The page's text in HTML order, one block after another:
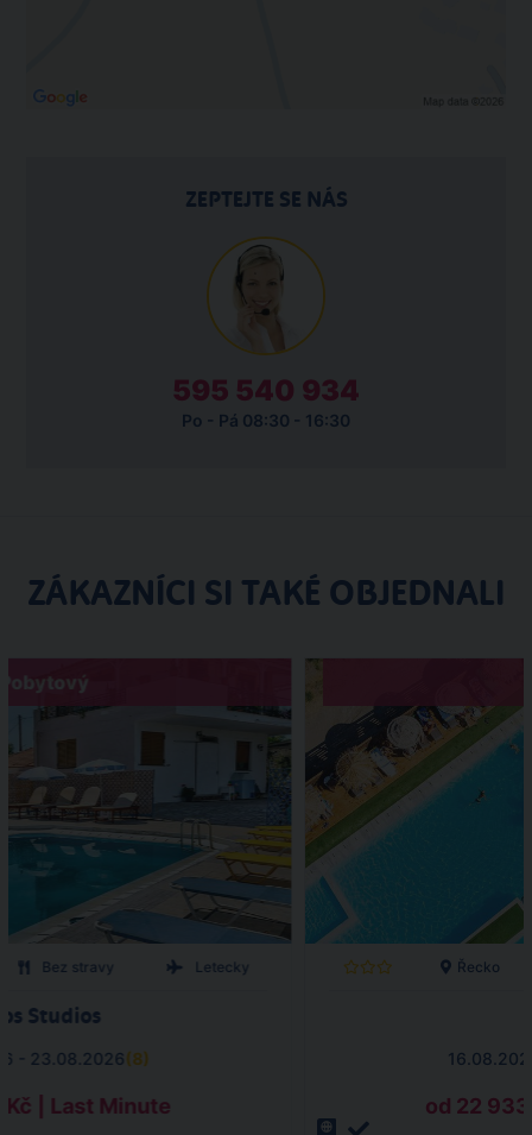
ZEPTEJTE SE NÁS
595 540 934
Po - Pá 08:30 - 16:30
ZÁKAZNÍCI SI TAKÉ OBJEDNALI
Bez stravy Letecky
Studios
- 23.08.2026(8)
Kč | Last Minute
Řecko
od 22